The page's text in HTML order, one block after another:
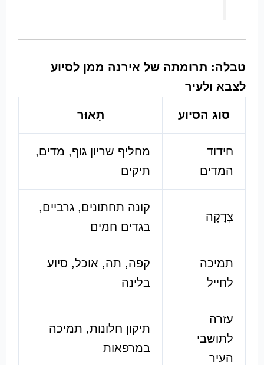
טבלה: תרומתה של אירנה ממן לסיוע
לצבא ולעיר
סוג הסיוע תֵאוּר
חידוד
המדים
מחליף שריון גוף, מדים,
תיקים
צְדָקָה
קונה תחתונים, גרביים,
בגדים חמים
תמיכה
לחייל
קפה, תה, אוכל, סיוע
בלינה
עזרה
לתושבי
העיר
תיקון חלונות, תמיכה
במרפאות